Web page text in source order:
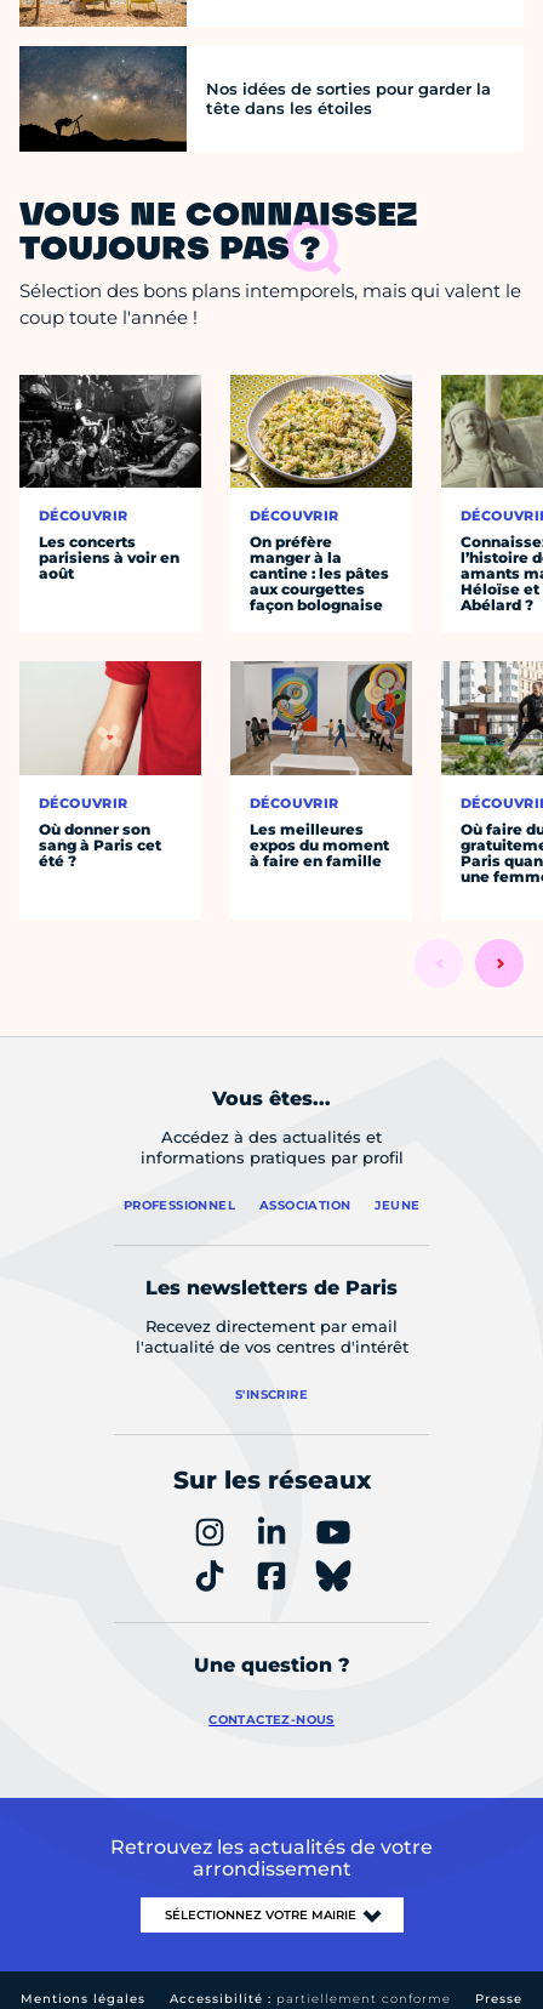
Nos idées de sorties pour garder la
tête dans les étoiles
VOUS NE CONNAISSEZ
TOUJOURS PAS ?
Sélection des bons plans intemporels, mais qui valent le
coup toute l'année !
DÉCOUVRIR
Les concerts
parisiens à voir en
août
DÉCOUVRIR
Où donner son
sang à Paris cet
été ?
DÉCOUVRIR
On préfère
manger à la
cantine : les pâtes
aux courgettes
façon bolognaise
DÉCOUVRIR
Les meilleures
expos du moment
à faire en famille
l’histoire
amants
Héloïse et
Abélard ?
Où faire
Paris
une
Vous êtes...
Accédez à des actualités et
informations pratiques par profil
PROFESSIONNEL ASSOCIATION JEUNE
Les newsletters de Paris
Recevez directement par email
l'actualité de vos centres d'intérêt
S'INSCRIRE
Sur les réseaux
Une question ?
CONTACTEZ-NOUS
Retrouvez les actualités de votre
arrondissement
Mentions légales Accessibilité : partiellement conforme Presse